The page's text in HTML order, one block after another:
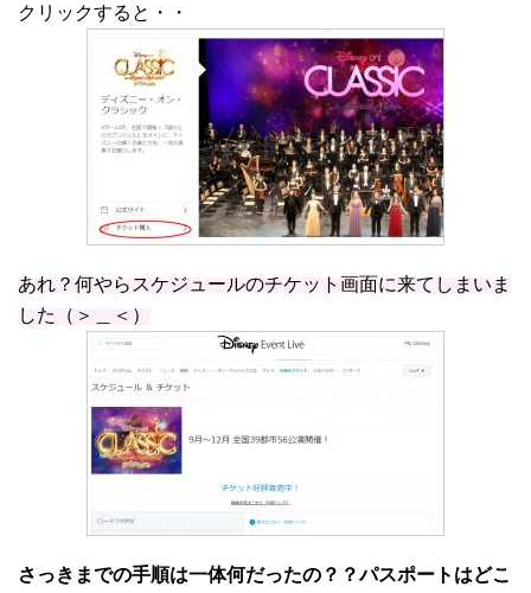
クリックすると・・
あれ？何やらスケジュールのチケット画面に来てしまいま
した（＞＿＜）
さっきまでの手順は一体何だったの？？パスポートはどこ